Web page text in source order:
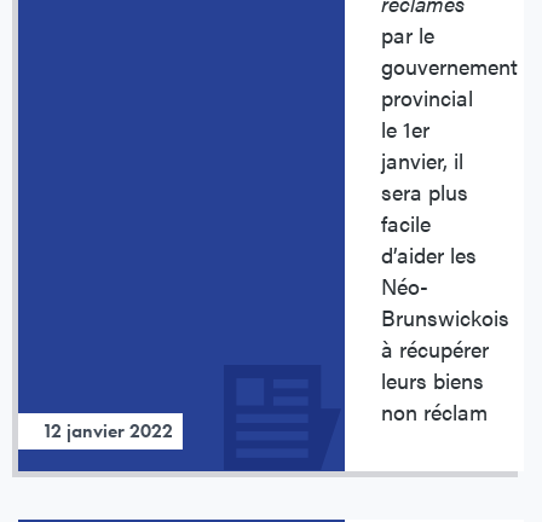
12 janvier 2022
par le
gouvernement
provincial
le 1er
janvier, il
sera plus
facile
d’aider les
Néo-
Brunswickois
à récupérer
leurs biens
non réclam